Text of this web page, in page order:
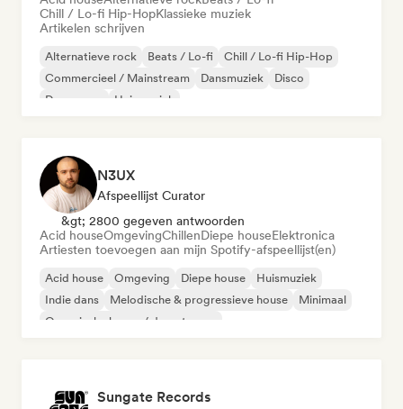
Chill / Lo-fi Hip-HopKlassieke muziek
Artikelen schrijven
Alternatieve rock Beats / Lo-fi
Chill / Lo-fi Hip-Hop
Commercieel / Mainstream
Dansmuziek
Disco
Droompop
Huismuziek
N3UX
Afspeellijst Curator
&gt; 2800 gegeven antwoorden
Acid houseOmgevingChillenDiepe houseElektronica
Artiesten toevoegen aan mijn Spotify-afspeellijst(en)
Acid house Omgeving Diepe house
Huismuziek
Indie dans
Melodische & progressieve house
Minimaal
Organische house / downtempo
Sungate Records